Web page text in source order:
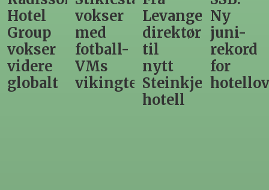
vokser
med
fotball-
VMs
vikingtematikk
Levanger-
direktør
til
nytt
Steinkjer-
Ny
juni-
rekord
for
gir
utslag
for